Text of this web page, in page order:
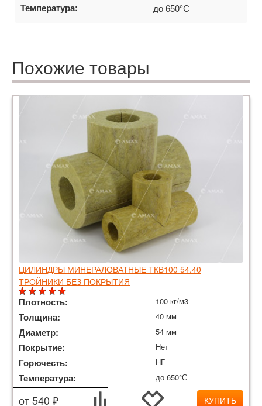
Температура: до 650°С
Похожие товары
ЦИЛИНДРЫ МИНЕРАЛОВАТНЫЕ ТКВ100 54.40
ТРОЙНИКИ БЕЗ ПОКРЫТИЯ
Плотность: 100 кг/м3
Толщина: 40 мм
Диаметр: 54 мм
Покрытие: Нет
Горючесть: НГ
Температура: до 650°С
от 540 ₽ КУПИТЬ